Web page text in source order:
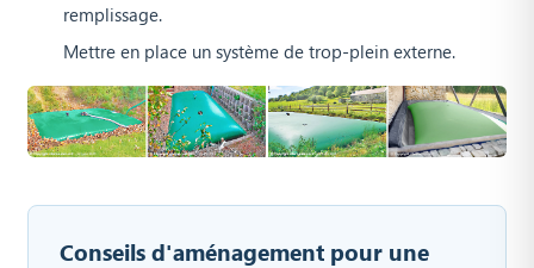
remplissage.
Mettre en place un système de trop-plein externe.
Conseils d'aménagement pour une